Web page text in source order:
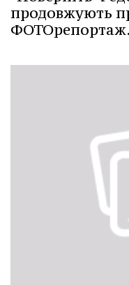
продовжують
ФОТОрепортаж.